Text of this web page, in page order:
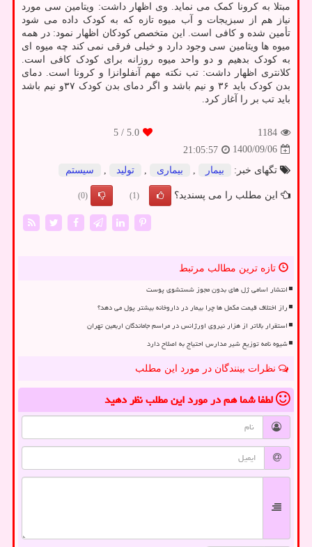
مبتلا به کرونا کمک می نماید. وی اظهار داشت: ویتامین سی مورد
نیاز هم از سبزیجات و آب میوه تازه که به کودک داده می شود
تأمین شده و کافی است. این متخصص کودکان اظهار نمود: در همه
میوه ها ویتامین سی وجود دارد و خیلی فرقی نمی کند چه میوه ای
به کودک بدهیم و دو واحد میوه روزانه برای کودک کافی است.
کلانتری اظهار داشت: تب نکته مهم آنفلوانزا و کرونا است. دمای
بدن کودک باید ۳۶ و نیم باشد و اگر دمای بدن کودک ۳۷و نیم باشد
باید تب بر را آغاز کرد.
1184
5.0
/ 5
1400/09/06
21:05:57
تگهای خبر:
بیمار بیماری تولید سیستم
این مطلب را می پسندید؟ (1)
(0)
تازه ترین مطالب مرتبط
انتشار اسامی ژل های بدون مجوز شستشوی پوست
راز اختلاف قیمت مکمل ها چرا بیمار در داروخانه بیشتر پول می دهد؟
استقرار بالاتر از هزار نیروی اورژانس در مراسم جاماندگان اربعین تهران
شیوه نامه توزیع شیر مدارس احتیاج به اصلاح دارد
نظرات بینندگان در مورد این مطلب
لطفا شما همدر مورد این مطلبنظر دهید